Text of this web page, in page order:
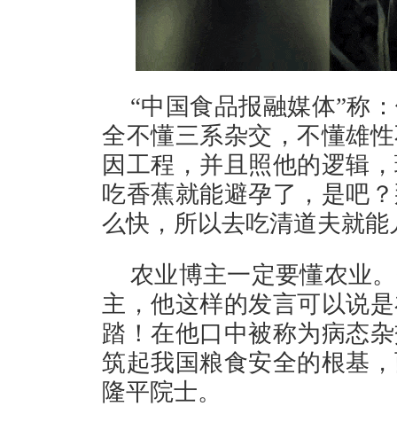
“中国食品报融媒体”称
全不懂三系杂交，不懂雄
因工程，并且照他的逻辑
吃香蕉就能避孕了，是吧
么快，所以去吃清道夫就
农业博主一定要懂农业
主，他这样的发言可以说
踏！在他口中被称为病态
筑起我国粮食安全的根基
隆平院士。